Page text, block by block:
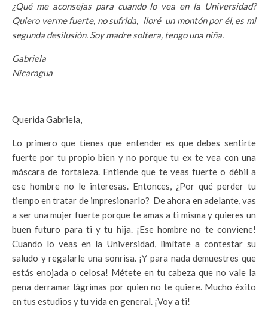
¿Qué me aconsejas para cuando lo vea en la Universidad?
Quiero verme fuerte, no sufrida, lloré un montón por él, es mi
segunda desilusión. Soy madre soltera, tengo una niña.
Gabriela
Nicaragua
Querida Gabriela,
Lo primero que tienes que entender es que debes sentirte
fuerte por tu propio bien y no porque tu ex te vea con una
máscara de fortaleza. Entiende que te veas fuerte o débil a
ese hombre no le interesas. Entonces, ¿Por qué perder tu
tiempo en tratar de impresionarlo? De ahora en adelante, vas
a ser una mujer fuerte porque te amas a ti misma y quieres un
buen futuro para ti y tu hija. ¡Ese hombre no te conviene!
Cuando lo veas en la Universidad, limítate a contestar su
saludo y regalarle una sonrisa. ¡Y para nada demuestres que
estás enojada o celosa! Métete en tu cabeza que no vale la
pena derramar lágrimas por quien no te quiere. Mucho éxito
en tus estudios y tu vida en general. ¡Voy a ti!